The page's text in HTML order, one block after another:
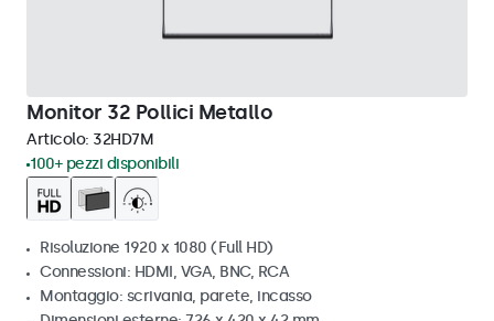
Monitor 32 Pollici Metallo
Articolo: 32HD7M
100+ pezzi disponibili
Risoluzione 1920 x 1080 (Full HD)
Connessioni: HDMI, VGA, BNC, RCA
Montaggio: scrivania, parete, incasso